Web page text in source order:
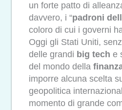
un forte patto di
davvero, i “padroni
coloro di cui i governi
Oggi gli Stati Uniti,
delle grandi big tech e
del mondo della
imporre alcuna scelta
geopolitica
momento di grande